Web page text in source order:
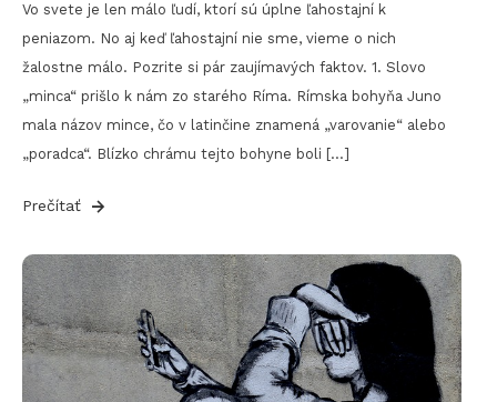
Vo svete je len málo ľudí, ktorí sú úplne ľahostajní k
peniazom. No aj keď ľahostajní nie sme, vieme o nich
žalostne málo. Pozrite si pár zaujímavých faktov. 1. Slovo
„minca“ prišlo k nám zo starého Ríma. Rímska bohyňa Juno
mala názov mince, čo v latinčine znamená „varovanie“ alebo
„poradca“. Blízko chrámu tejto bohyne boli […]
Prečítať